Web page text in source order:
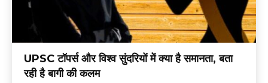
UPSC टॉपर्स और विश्व सुंदरियों में क्या है समानता, बता
रही है बागी की कलम